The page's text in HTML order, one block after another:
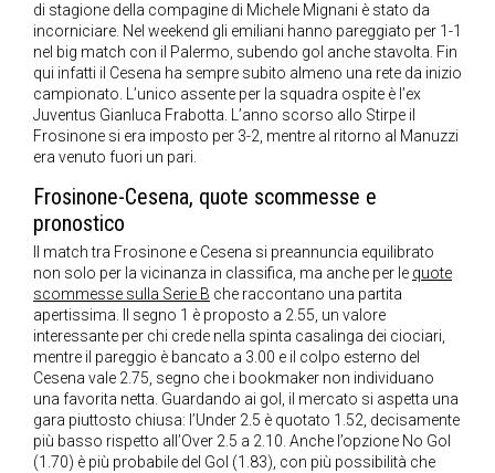
di stagione della compagine di Michele Mignani è stato da
incorniciare. Nel weekend gli emiliani hanno pareggiato per 1-1
nel big match con il Palermo, subendo gol anche stavolta. Fin
qui infatti il Cesena ha sempre subito almeno una rete da inizio
campionato. L’unico assente per la squadra ospite è l’ex
Juventus Gianluca Frabotta. L’anno scorso allo Stirpe il
Frosinone si era imposto per 3-2, mentre al ritorno al Manuzzi
era venuto fuori un pari.
Frosinone-Cesena, quote scommesse e
pronostico
Il match tra Frosinone e Cesena si preannuncia equilibrato
non solo per la vicinanza in classifica, ma anche per le quote
scommesse sulla Serie B che raccontano una partita
apertissima. Il segno 1 è proposto a 2.55, un valore
interessante per chi crede nella spinta casalinga dei ciociari,
mentre il pareggio è bancato a 3.00 e il colpo esterno del
Cesena vale 2.75, segno che i bookmaker non individuano
una favorita netta. Guardando ai gol, il mercato si aspetta una
gara piuttosto chiusa: l’Under 2.5 è quotato 1.52, decisamente
più basso rispetto all’Over 2.5 a 2.10. Anche l’opzione No Gol
(1.70) è più probabile del Gol (1.83), con più possibilità che